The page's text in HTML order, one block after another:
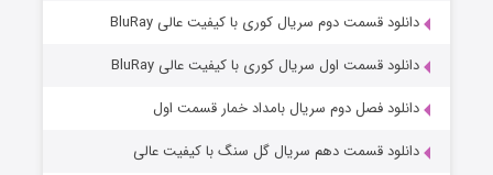
مردگان متحرک: شهر مرده ۳
قسمت۲ (زیرنویس) منتشر شد
دانلود قسمت دوم سریال کوری با کیفیت عالی BluRay
دانلود قسمت اول سریال کوری با کیفیت عالی BluRay
دانلود فصل دوم سریال بامداد خمار قسمت اول
دانلود قسمت دهم سریال گل سنگ با کیفیت عالی